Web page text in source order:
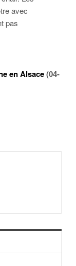
avec
pas
en Alsace(04-